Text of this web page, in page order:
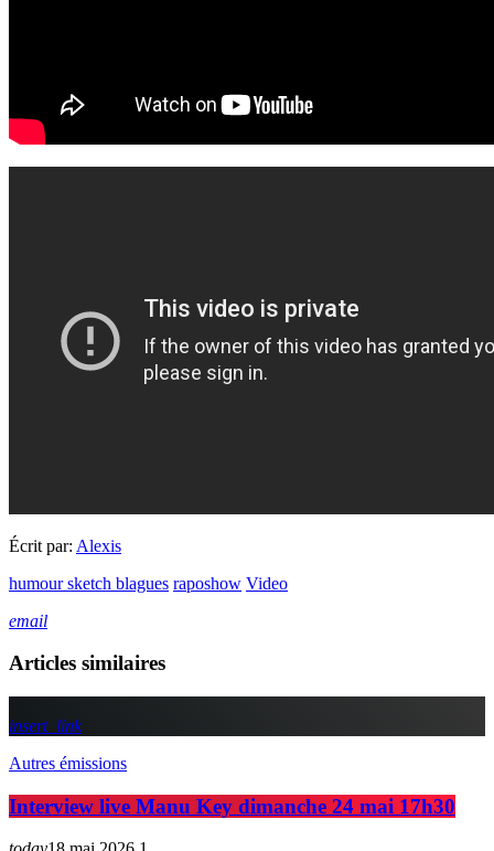
Écrit par: Alexis
humour sketch blagues raposhow Video
email
Articles similaires
insert_link
Autres émissions
Interview live Manu Key dimanche 24 mai 17h30